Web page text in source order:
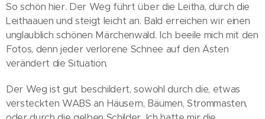
So schön hier. Der Weg führt über die Leitha, durch die
Leithaauen und steigt leicht an. Bald erreichen wir einen
unglaublich schönen Märchenwald. Ich beeile mich mit den
Fotos, denn jeder verlorene Schnee auf den Ästen
verändert die Situation.
Der Weg ist gut beschildert, sowohl durch die, etwas
versteckten WABS an Häusern, Bäumen, Strommasten,